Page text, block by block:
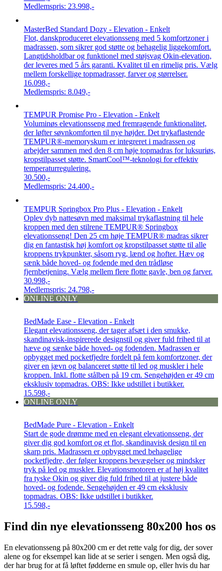
Medlemspris: 23.998,-
MasterBed Standard Dozy - Elevation - Enkelt
Flot, danskproduceret elevationsseng med 5 komfortzoner i
madrassen, som sikrer god støtte og behagelig liggekomfort.
Langtidsholdbar og funktionel med støjsvag Okin-elevation,
der leveres med 5 års garanti. Kvalitet til en rimelig pris. Vælg
mellem forskellige topmadrasser, farver og størrelser.
16.098,-
Medlemspris: 8.049,-
TEMPUR Promise Pro - Elevation - Enkelt
Voluminøs elevationsseng med fremragende funktionalitet,
der løfter søvnkomforten til nye højder. Det trykaflastende
TEMPUR®-memoryskum er integreret i madrassen og
arbejder sammen med den 8 cm høje topmadras for luksuriøs,
kropstilpasset støtte. SmartCool™-teknologi for effektiv
temperaturregulering.
30.500,-
Medlemspris: 24.400,-
TEMPUR Springbox Pro Plus - Elevation - Enkelt
Oplev dyb nattesøvn med maksimal trykaflastning til hele
kroppen med den stilrene TEMPUR® Springbox
elevationsseng! Den 25 cm høje TEMPUR® madras sikrer
dig en fantastisk høj komfort og kropstilpasset støtte til alle
kroppens trykpunkter, såsom ryg, lænd og hofter. Hæv og
sænk både hoved- og fodende med den trådløse
fjernbetjening. Vælg mellem flere flotte gavle, ben og farver.
30.998,-
Medlemspris: 24.798,-
ONLINE ONLY
BedMade Ease - Elevation - Enkelt
Elegant elevationsseng, der tager afsæt i den smukke,
skandinavisk-inspirerede designstil og giver fuld frihed til at
hæve og sænke både hoved- og fodenden. Madrassen er
opbygget med pocketfjedre fordelt på fem komfortzoner, der
giver en jævn og balanceret støtte til led og muskler i hele
kroppen. Inkl. flotte stålben på 19 cm. Sengehøjden er 49 cm
eksklusiv topmadras. OBS: Ikke udstillet i butikker.
15.598,-
ONLINE ONLY
BedMade Pure - Elevation - Enkelt
Start de gode drømme med en elegant elevationsseng, der
giver dig god komfort og et flot, skandinavisk design til en
skarp pris. Madrassen er opbygget med behagelige
pocketfjedre, der følger kroppens bevægelser og mindsker
tryk på led og muskler. Elevationsmotoren er af høj kvalitet
fra tyske Okin og giver dig fuld frihed til at justere både
hoved- og fodende. Sengehøjden er 49 cm eksklusiv
topmadras. OBS: Ikke udstillet i butikker.
15.598,-
Find din nye elevationsseng 80x200 hos os
En elevationsseng på 80x200 cm er det rette valg for dig, der sover
alene og for eksempel kan lide at se serier i sengen. Men også dig,
der har brug for at få løftet fødderne en smule op, eller hvis du har